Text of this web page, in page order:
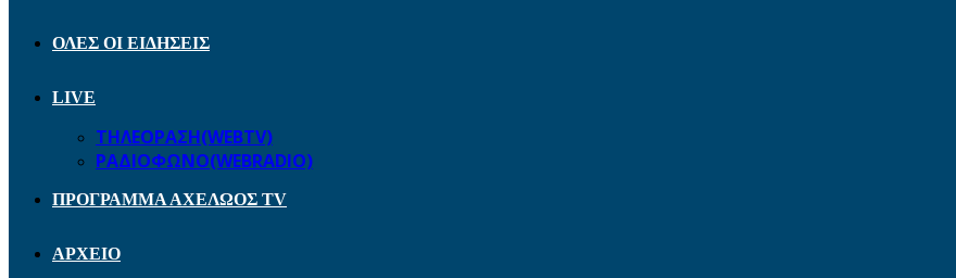
ΟΛΕΣ ΟΙ ΕΙΔΗΣΕΙΣ
LIVE
ΤΗΛΕΟΡΑΣΗ(WEBTV)
ΡΑΔΙΟΦΩΝΟ(WEBRADIO)
ΠΡΟΓΡΑΜΜΑ ΑΧΕΛΩΟΣ TV
ΑΡΧΕΙΟ